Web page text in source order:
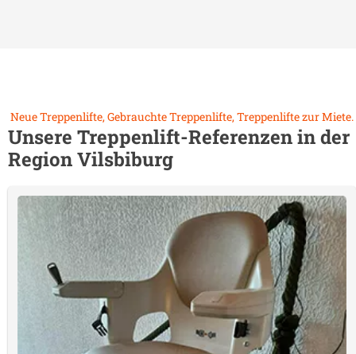
Neue Treppenlifte, Gebrauchte Treppenlifte, Treppenlifte zur Miete.
Unsere Treppenlift-Referenzen in der
RegionVilsbiburg